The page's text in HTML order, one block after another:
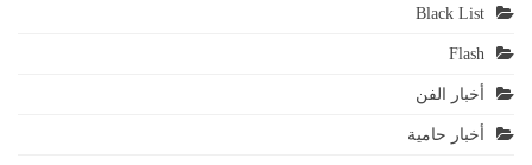
Black List
Flash
أخبار الفن
أخبار حامية